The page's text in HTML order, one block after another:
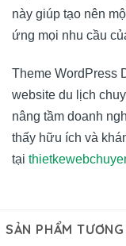
này giúp tạo nên
ứng mọi nhu cầu
Theme WordPress
website du lịch
nâng tầm doanh
thấy hữu ích và
tại
SẢN PHẨM